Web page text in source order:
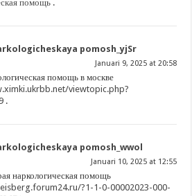
помощь .
pomosh_yjSr
Januari 9, 2025 at 20:58
помощь в москве
viewtopic.php?
.
pomosh_wwol
Januari 10, 2025 at 12:55
наркологическая помощь
?1-1-0-00002023-000-